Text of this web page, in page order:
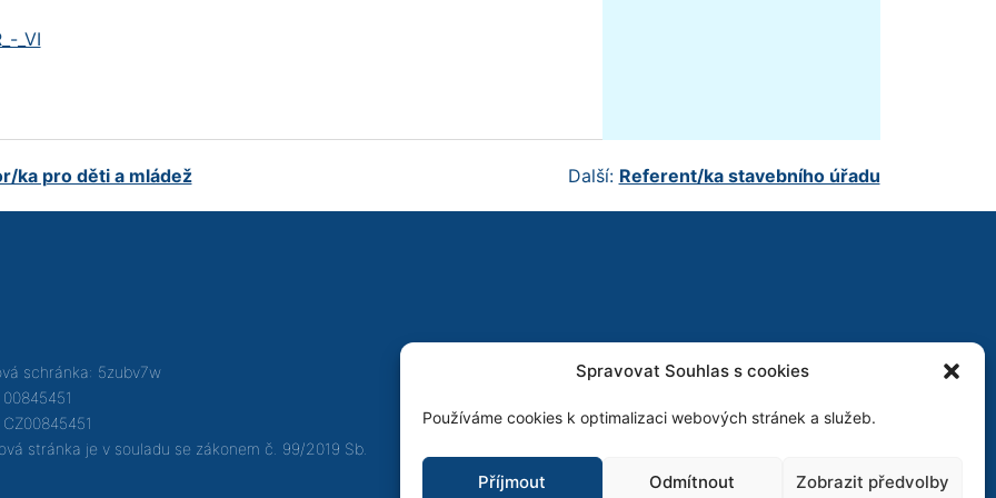
Spravovat Souhlas s cookies
Používáme cookies k optimalizaci webových stránek a služeb.
Příjmout Odmítnout Zobrazit předvolby
_VI
ka pro děti a mládež Další: Referent/ka stavebního úřadu
schránka: 5zubv7w
00845451
stránka je v souladu se zákonem č. 99/2019 Sb.